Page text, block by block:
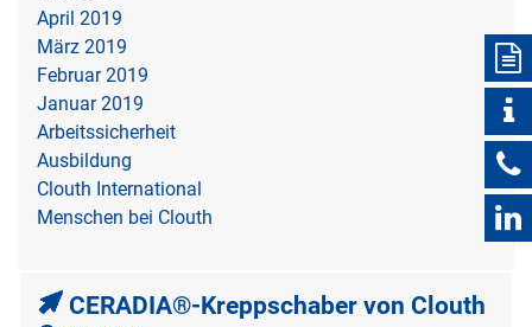
April 2019
März 2019
Februar 2019
Januar 2019
Arbeitssicherheit
Ausbildung
Clouth International
Menschen bei Clouth
CERADIA®-Kreppschaber von Clouth